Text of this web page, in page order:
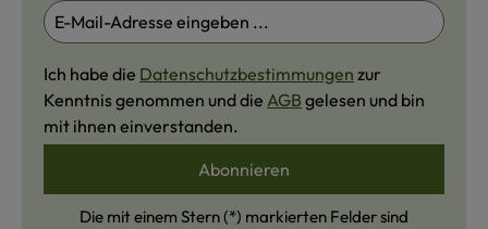
Ich habe die Datenschutzbestimmungen zur
Kenntnis genommen und die AGB gelesen und bin
mit ihnen einverstanden.
Abonnieren
Die mit einem Stern (*) markierten Felder sind